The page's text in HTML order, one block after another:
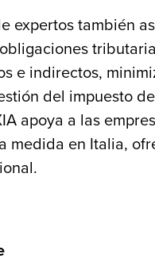
expertos también
e indirectos,
del impuesto
apoya a las
medida en Italia,